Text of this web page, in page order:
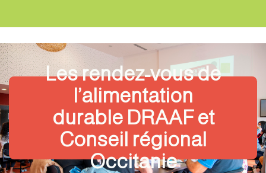
Les rendez-vous de
l’alimentation
durable DRAAF et
Conseil régional
Occitanie